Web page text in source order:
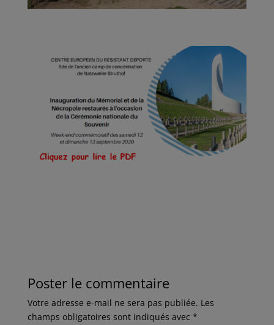
Poster le commentaire
Votre adresse e-mail ne sera pas publiée. Les
champs obligatoires sont indiqués avec *